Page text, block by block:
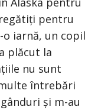
pentru
iarnă, un copil
plăcut la
nu sunt
întrebări
și m-au